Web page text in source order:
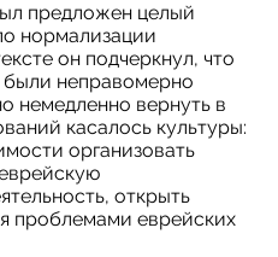
предложен целый
нормализации
он подчеркнул, что
были неправомерно
немедленно вернуть в
касалось культуры:
организовать
открыть
проблемами еврейских